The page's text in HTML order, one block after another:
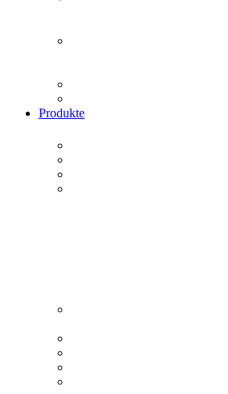
Produkte